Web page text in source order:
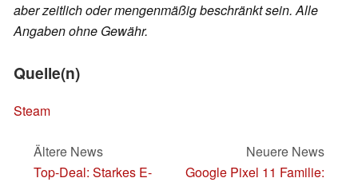
aber zeitlich oder mengenmäßig beschränkt sein. Alle
Angaben ohne Gewähr.
Quelle(n)
Steam
Ältere News
Top-Deal: Starkes E-
Neuere News
Google Pixel 11 Familie: